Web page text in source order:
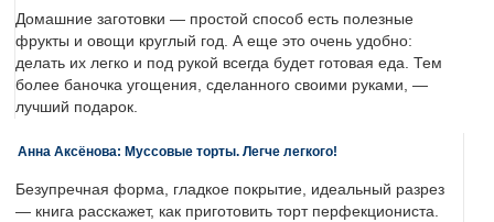
Домашние заготовки — простой способ есть полезные
фрукты и овощи круглый год. А еще это очень удобно:
делать их легко и под рукой всегда будет готовая еда. Тем
более баночка угощения, сделанного своими руками, —
лучший подарок.
Анна Аксёнова: Муссовые торты. Легче легкого!
Безупречная форма, гладкое покрытие, идеальный разрез
— книга расскажет, как приготовить торт перфекциониста.